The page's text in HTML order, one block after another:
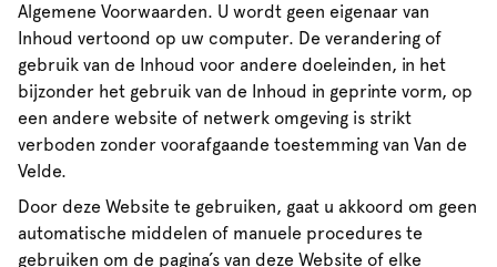
Algemene Voorwaarden. U wordt geen eigenaar van
Inhoud vertoond op uw computer. De verandering of
gebruik van de Inhoud voor andere doeleinden, in het
bijzonder het gebruik van de Inhoud in geprinte vorm, op
een andere website of netwerk omgeving is strikt
verboden zonder voorafgaande toestemming van Van de
Velde.
Door deze Website te gebruiken, gaat u akkoord om geen
automatische middelen of manuele procedures te
gebruiken om de pagina’s van deze Website of elke